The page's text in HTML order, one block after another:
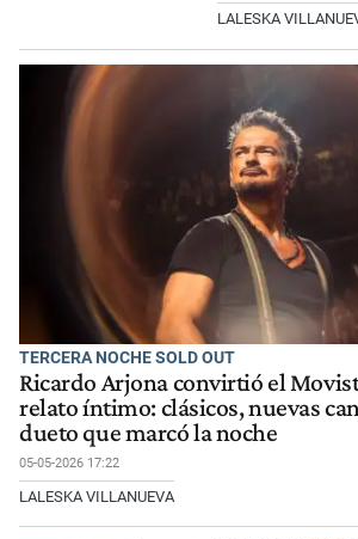
LALESKA
TERCERA NOCHE SOLD OUT
Ricardo Arjona convirtió el
relato íntimo: clásicos, nuevas
dueto que marcó la noche
05-05-2026 17:22
LALESKA VILLANUEVA